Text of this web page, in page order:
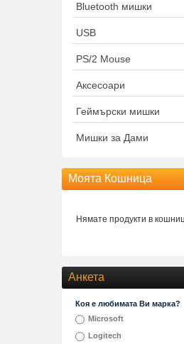
Bluetooth мишки
USB
PS/2 Mouse
Аксесоари
Геймърски мишки
Мишки за Дами
Моята Кошница
Нямате продукти в
Анкета
Коя е любимата Ви марка?
Microsoft
Logitech